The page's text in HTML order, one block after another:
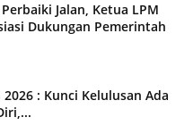
Jalan, Ketua LPM
Dukungan Pemerintah
2026 : Kunci Kelulusan Ada